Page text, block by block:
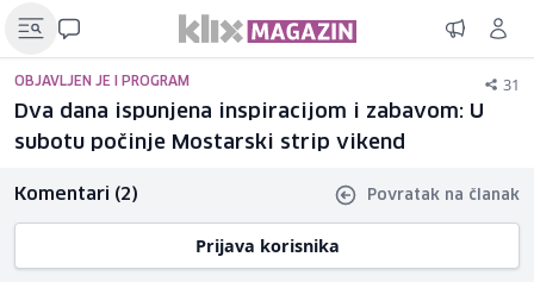
OBJAVLJEN JE I PROGRAM 31
Dva dana ispunjena inspiracijom i zabavom: U
subotu počinje Mostarski strip vikend
Komentari (2) Povratak na članak
Prijava korisnika